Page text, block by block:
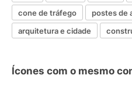
cone de tráfego
postes de
arquitetura e cidade
Ícones com o mesmo